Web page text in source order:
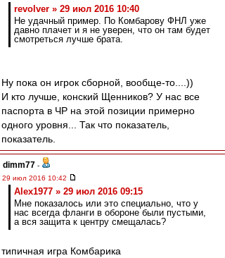
revolver » 29 июл 2016 10:40
Не удачный пример. По Комбарову ФНЛ уже
давно плачет и я не уверен, что он там будет
смотреться лучше брата.
Ну пока он игрок сборной, вообще-то....))
И кто лучше, конский Щенников? У нас все
паспорта в ЧР на этой позиции примерно
одного уровня... Так что показатель,
показатель.
dimm77 -
29 июл 2016 10:42
Alex1977 » 29 июл 2016 09:15
Мне показалось или это специально, что у
нас всегда фланги в обороне были пустыми,
а вся защита к центру смещалась?
типичная игра Комбарика